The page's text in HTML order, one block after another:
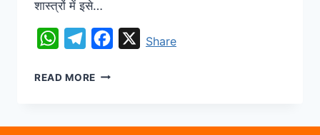
शास्त्रों में इसे…
WhatsAppTelegramFacebook
XShare
READ MORE